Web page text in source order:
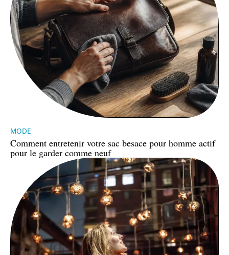
MODE
Comment entretenir votre sac besace pour homme actif
pour le garder comme neuf